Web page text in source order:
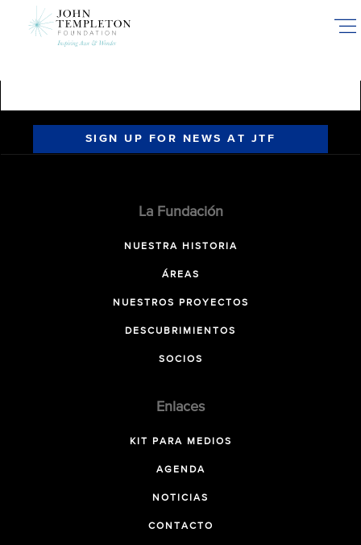
SIGN UP FOR NEWS AT JTF
La Fundación
NUESTRA HISTORIA
ÁREAS
NUESTROS PROYECTOS
DESCUBRIMIENTOS
SOCIOS
Enlaces
KIT PARA MEDIOS
AGENDA
NOTICIAS
CONTACTO